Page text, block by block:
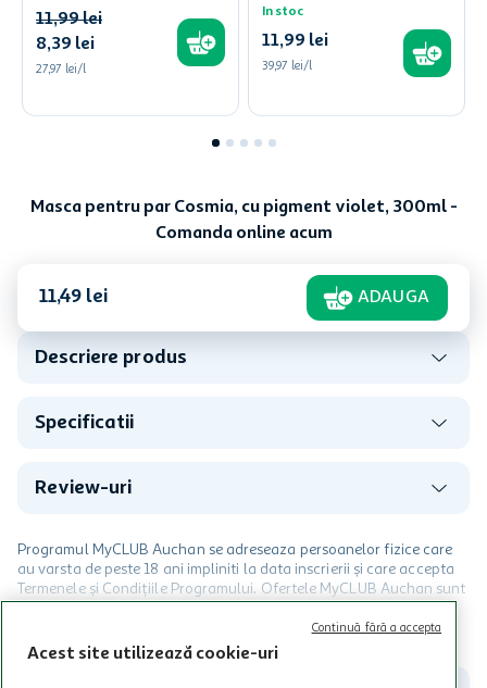
8,39 lei
11,99lei
27,97 lei/l
In stoc
11,99 lei
39,97 lei/l
Masca pentru par Cosmia, cu pigment violet, 300ml -
Comanda online acum
11,49 lei ADAUGA
Descriere produs
Specificatii
Review-uri
Programul MyCLUB Auchan se adreseaza persoanelor fizice care
au varsta de peste 18 ani impliniti la data inscrierii și care accepta
Termenele și Condițiile Programului. Ofertele MyCLUB Auchan sunt
limita a 12 unitati / card client o singura data in perioada promotiei.
Cardul poate fi utilizat doar in legatura cu magazinele Auchan
CITESTE MAI MULT
Acest site utilizează cookie-uri
Continuă fără a accepta